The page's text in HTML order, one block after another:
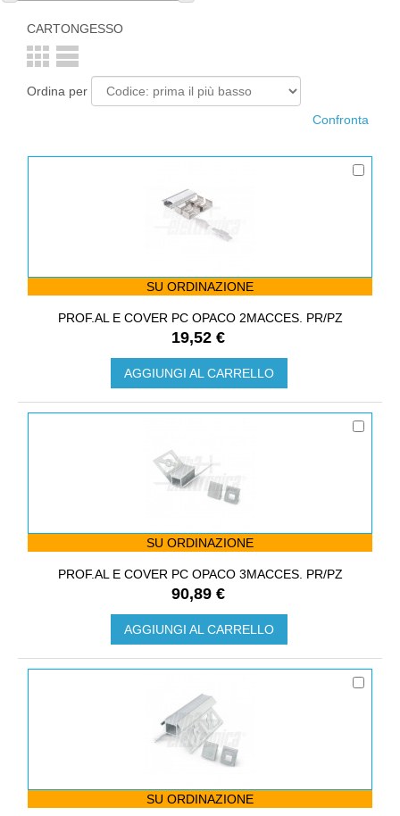
CARTONGESSO
Ordina per
SU ORDINAZIONE
PROF.AL E COVER PC OPACO 2MACCES. PR/PZ
19,52 €
AGGIUNGI AL CARRELLO
SU ORDINAZIONE
PROF.AL E COVER PC OPACO 3MACCES. PR/PZ
90,89 €
AGGIUNGI AL CARRELLO
SU ORDINAZIONE